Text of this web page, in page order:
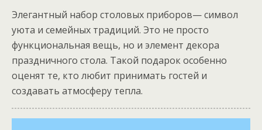
Элегантный набор столовых приборов— символ
уюта и семейных традиций. Это не просто
функциональная вещь, но и элемент декора
праздничного стола. Такой подарок особенно
оценят те, кто любит принимать гостей и
создавать атмосферу тепла.